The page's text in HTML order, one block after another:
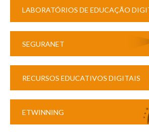
LABORATÓRIOS DE EDUCAÇÃO
SEGURANET
RECURSOS EDUCATIVOS DIGITAIS
ETWINNING